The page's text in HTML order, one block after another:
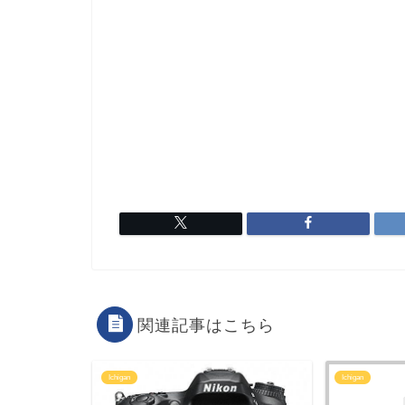
関連記事はこちら
Ichigan Ichigan